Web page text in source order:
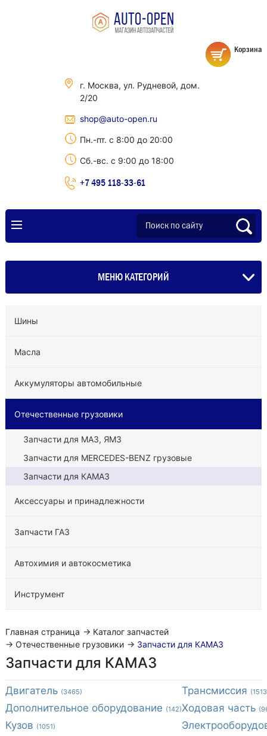
г. Москва, ул. Рудневой, дом.
2/20
shop@auto-open.ru
Пн.-пт. с 8:00 до 20:00
Сб.-вс. с 9:00 до 18:00
+7 495 118-33-61
Корзина
МЕНЮ КАТЕГОРИЙ
Шины
Масла
Аккумуляторы автомобильные
Отечественные грузовики
Запчасти для МАЗ, ЯМЗ
Запчасти для MERCEDES-BENZ грузовые
Запчасти для КАМАЗ
Аксессуары и принадлежности
Запчасти ГАЗ
Автохимия и автокосметика
Инструмент
Главная страница → Каталог запчастей
→ Отечественные грузовики → Запчасти для КАМАЗ
Запчасти для КАМАЗ
Двигатель (3465)
Дополнительное оборудование (142)
Кузов (1051)
Трансмиссия
Ходовая часть